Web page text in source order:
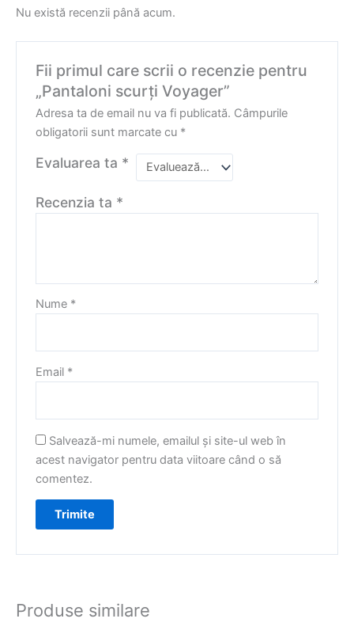
Nu există recenzii până acum.
Fii primul care scrii o recenzie pentru
„Pantaloni scurți Voyager”
Adresa ta de email nu va fi publicată. Câmpurile
obligatorii sunt marcate cu *
Evaluarea ta *
Recenzia ta *
Nume *
Email *
Salvează-mi numele, emailul și site-ul web în
acest navigator pentru data viitoare când o să
comentez.
Produse similare